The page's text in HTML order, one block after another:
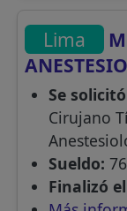
Lima
Se
Cirujano
Sueldo:
Finalizó